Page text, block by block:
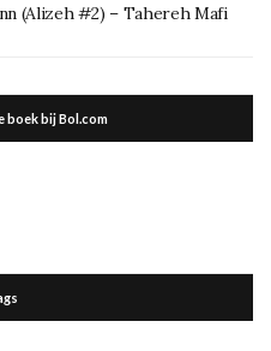
(Alizeh #2) – Tahereh Mafi
boek bij Bol.com